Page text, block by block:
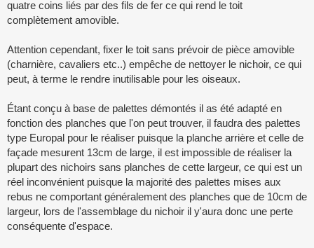
quatre coins liés par des fils de fer ce qui rend le toit
complètement amovible.
Attention cependant, fixer le toit sans prévoir de pièce amovible
(charnière, cavaliers etc..) empêche de nettoyer le nichoir, ce qui
peut, à terme le rendre inutilisable pour les oiseaux.
Étant conçu à base de palettes démontés il as été adapté en
fonction des planches que l'on peut trouver, il faudra des palettes
type Europal pour le réaliser puisque la planche arrière et celle de
façade mesurent 13cm de large, il est impossible de réaliser la
plupart des nichoirs sans planches de cette largeur, ce qui est un
réel inconvénient puisque la majorité des palettes mises aux
rebus ne comportant généralement des planches que de 10cm de
largeur, lors de l'assemblage du nichoir il y'aura donc une perte
conséquente d'espace.